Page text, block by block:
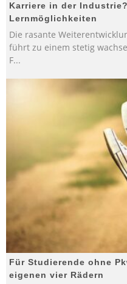
Karriere in der
Lernmöglichkeiten
Die rasante
führt zu einem stetig
F...
Für Studierende ohne
eigenen vier Rädern